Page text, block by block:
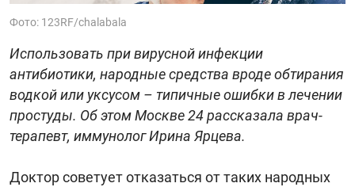
Фото: 123RF/chalabala
Использовать при вирусной инфекции
антибиотики, народные средства вроде обтирания
водкой или уксусом – типичные ошибки в лечении
простуды. Об этом Москве 24 рассказала врач-
терапевт, иммунолог Ирина Ярцева.
Доктор советует отказаться от таких народных